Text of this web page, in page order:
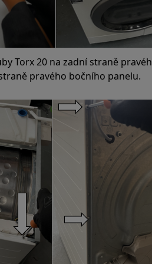
Torx 20 na zadní straně
pravého bočního panelu.